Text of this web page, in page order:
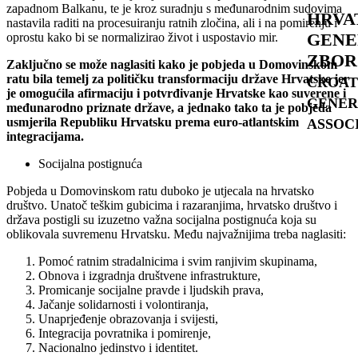
ZBOR
zapadnom Balkanu, te je kroz suradnju s međunarodnim sudovima
nastavila raditi na procesuiranju ratnih zločina, ali i na pomirenju i
oprostu kako bi se normalizirao život i uspostavio mir.
Zaključno se može naglasiti kako je pobjeda u Domovinskom
ratu bila temelj za političku transformaciju države Hrvatske jer
je omogućila afirmaciju i potvrđivanje Hrvatske kao suverene i
međunarodno priznate države, a jednako tako ta je pobjeda
usmjerila Republiku Hrvatsku prema euro-atlantskim
integracijama.
Socijalna postignuća
Pobjeda u Domovinskom ratu duboko je utjecala na hrvatsko
društvo. Unatoč teškim gubicima i razaranjima, hrvatsko društvo i
država postigli su izuzetno važna socijalna postignuća koja su
oblikovala suvremenu Hrvatsku. Među najvažnijima treba naglasiti:
Pomoć ratnim stradalnicima i svim ranjivim skupinama,
Obnova i izgradnja društvene infrastrukture,
Promicanje socijalne pravde i ljudskih prava,
Jačanje solidarnosti i volontiranja,
Unaprjeđenje obrazovanja i svijesti,
Integracija povratnika i pomirenje,
Nacionalno jedinstvo i identitet.